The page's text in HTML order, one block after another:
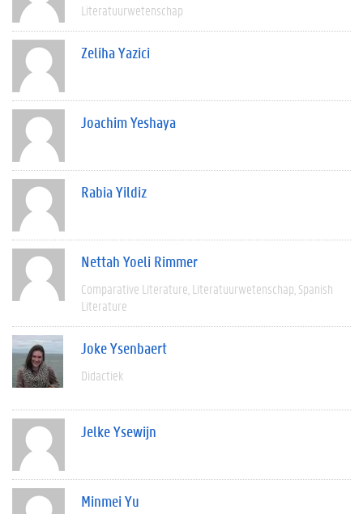
Literatuurwetenschap
Zeliha Yazici
Joachim Yeshaya
Rabia Yildiz
Nettah Yoeli Rimmer
Comparative Literature Literatuurwetenschap Spanish
Literature
Joke Ysenbaert
Didactiek
Jelke Ysewijn
Minmei Yu